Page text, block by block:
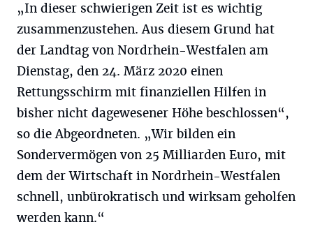
„In dieser schwierigen Zeit ist es wichtig
zusammenzustehen. Aus diesem Grund hat
der Landtag von Nordrhein-Westfalen am
Dienstag, den 24. März 2020 einen
Rettungsschirm mit finanziellen Hilfen in
bisher nicht dagewesener Höhe beschlossen“,
so die Abgeordneten. „Wir bilden ein
Sondervermögen von 25 Milliarden Euro, mit
dem der Wirtschaft in Nordrhein-Westfalen
schnell, unbürokratisch und wirksam geholfen
werden kann.“